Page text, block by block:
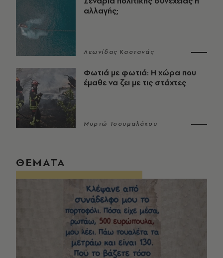
αλλαγής;
Λεωνίδας Καστανάς
Φωτιά με φωτιά: Η χώρα που
έμαθε να ζει με τις στάχτες
Μυρτώ Τσουμαλάκου
ΘΕΜΑΤΑ